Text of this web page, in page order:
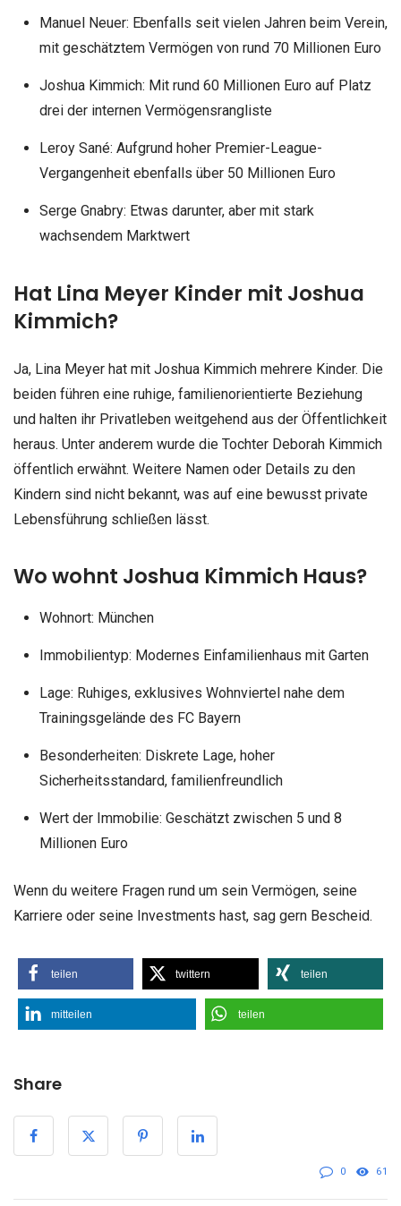
Manuel Neuer: Ebenfalls seit vielen Jahren beim Verein,
mit geschätztem Vermögen von rund 70 Millionen Euro
Joshua Kimmich: Mit rund 60 Millionen Euro auf Platz
drei der internen Vermögensrangliste
Leroy Sané: Aufgrund hoher Premier-League-
Vergangenheit ebenfalls über 50 Millionen Euro
Serge Gnabry: Etwas darunter, aber mit stark
wachsendem Marktwert
Hat Lina Meyer Kinder mit Joshua
Kimmich?
Ja, Lina Meyer hat mit Joshua Kimmich mehrere Kinder. Die
beiden führen eine ruhige, familienorientierte Beziehung
und halten ihr Privatleben weitgehend aus der Öffentlichkeit
heraus. Unter anderem wurde die Tochter Deborah Kimmich
öffentlich erwähnt. Weitere Namen oder Details zu den
Kindern sind nicht bekannt, was auf eine bewusst private
Lebensführung schließen lässt.
Wo wohnt Joshua Kimmich Haus?
Wohnort: München
Immobilientyp: Modernes Einfamilienhaus mit Garten
Lage: Ruhiges, exklusives Wohnviertel nahe dem
Trainingsgelände des FC Bayern
Besonderheiten: Diskrete Lage, hoher
Sicherheitsstandard, familienfreundlich
Wert der Immobilie: Geschätzt zwischen 5 und 8
Millionen Euro
Wenn du weitere Fragen rund um sein Vermögen, seine
Karriere oder seine Investments hast, sag gern Bescheid.
teilen twittern teilen
mitteilen teilen
Share
0 61